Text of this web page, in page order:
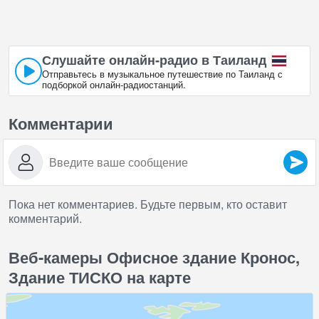
Слушайте онлайн‑радио в Таиланд
Отправьтесь в музыкальное путешествие по Таиланд с
подборкой онлайн‑радиостанций.
Комментарии
Пока нет комментариев. Будьте первым, кто оставит
комментарий.
Веб-камеры Офисное здание Кронос,
Здание ТИСКО на карте